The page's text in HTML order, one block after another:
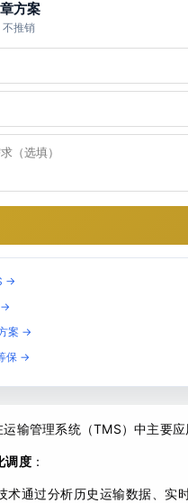
方案
不推销
→
→
案 →
保 →
运输管理系统（TMS）中主要
调度 ：
术通过分析历史运输数据、实